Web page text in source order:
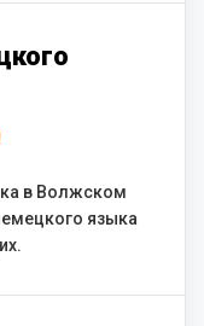
в Волжском
языка